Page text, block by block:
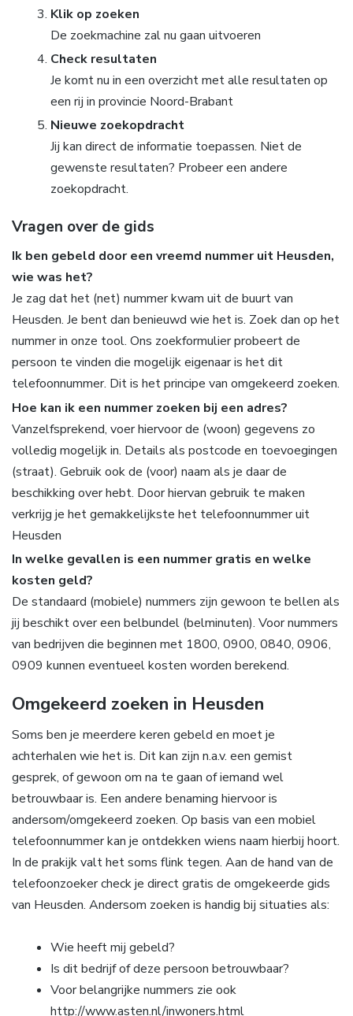
Klik op zoeken
De zoekmachine zal nu gaan uitvoeren
Check resultaten
Je komt nu in een overzicht met alle resultaten op
een rij in provincie Noord-Brabant
Nieuwe zoekopdracht
Jij kan direct de informatie toepassen. Niet de
gewenste resultaten? Probeer een andere
zoekopdracht.
Vragen over de gids
Ik ben gebeld door een vreemd nummer uit Heusden,
wie was het?
Je zag dat het (net) nummer kwam uit de buurt van
Heusden. Je bent dan benieuwd wie het is. Zoek dan op het
nummer in onze tool. Ons zoekformulier probeert de
persoon te vinden die mogelijk eigenaar is het dit
telefoonnummer. Dit is het principe van omgekeerd zoeken.
Hoe kan ik een nummer zoeken bij een adres?
Vanzelfsprekend, voer hiervoor de (woon) gegevens zo
volledig mogelijk in. Details als postcode en toevoegingen
(straat). Gebruik ook de (voor) naam als je daar de
beschikking over hebt. Door hiervan gebruik te maken
verkrijg je het gemakkelijkste het telefoonnummer uit
Heusden
In welke gevallen is een nummer gratis en welke
kosten geld?
De standaard (mobiele) nummers zijn gewoon te bellen als
jij beschikt over een belbundel (belminuten). Voor nummers
van bedrijven die beginnen met 1800, 0900, 0840, 0906,
0909 kunnen eventueel kosten worden berekend.
Omgekeerd zoeken in Heusden
Soms ben je meerdere keren gebeld en moet je
achterhalen wie het is. Dit kan zijn n.a.v. een gemist
gesprek, of gewoon om na te gaan of iemand wel
betrouwbaar is. Een andere benaming hiervoor is
andersom/omgekeerd zoeken. Op basis van een mobiel
telefoonnummer kan je ontdekken wiens naam hierbij hoort.
In de prakijk valt het soms flink tegen. Aan de hand van de
telefoonzoeker check je direct gratis de omgekeerde gids
van Heusden. Andersom zoeken is handig bij situaties als:
Wie heeft mij gebeld?
Is dit bedrijf of deze persoon betrouwbaar?
Voor belangrijke nummers zie ook
http://www.asten.nl/inwoners.html